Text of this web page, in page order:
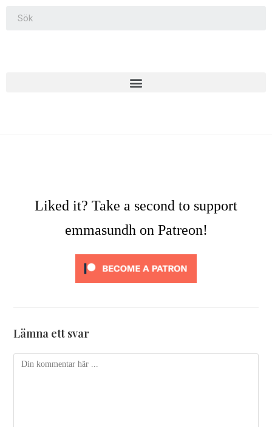
Liked it? Take a second to support
emmasundh on Patreon!
Lämna ett svar